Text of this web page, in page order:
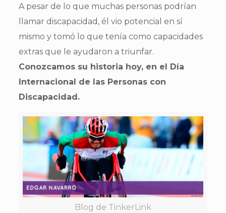
A pesar de lo que muchas personas podrían
llamar discapacidad, él vio potencial en sí
mismo y tomó lo que tenía como capacidades
extras que le ayudaron a triunfar.
Conozcamos su historia hoy, en el Día
Internacional de las Personas con
Discapacidad.
Blog de TinkerLink